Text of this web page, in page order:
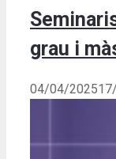
grau i
04/04/2025